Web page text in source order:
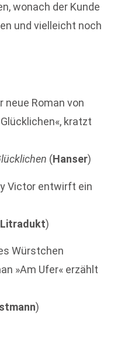
wonach der Kunde
und vielleicht noch
neue Roman von
kratzt
(Hanser)
Victor entwirft ein
Litradukt)
Würstchen
»Am Ufer« erzählt
)